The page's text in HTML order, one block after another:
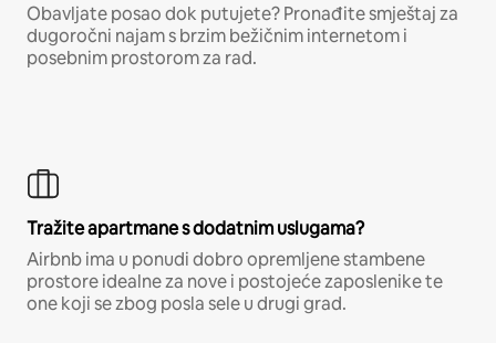
Obavljate posao dok putujete? Pronađite smještaj za
dugoročni najam s brzim bežičnim internetom i
posebnim prostorom za rad.
Tražite apartmane s dodatnim uslugama?
Airbnb ima u ponudi dobro opremljene stambene
prostore idealne za nove i postojeće zaposlenike te
one koji se zbog posla sele u drugi grad.